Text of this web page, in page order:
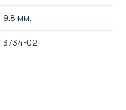
9.8 мм.
3734-02